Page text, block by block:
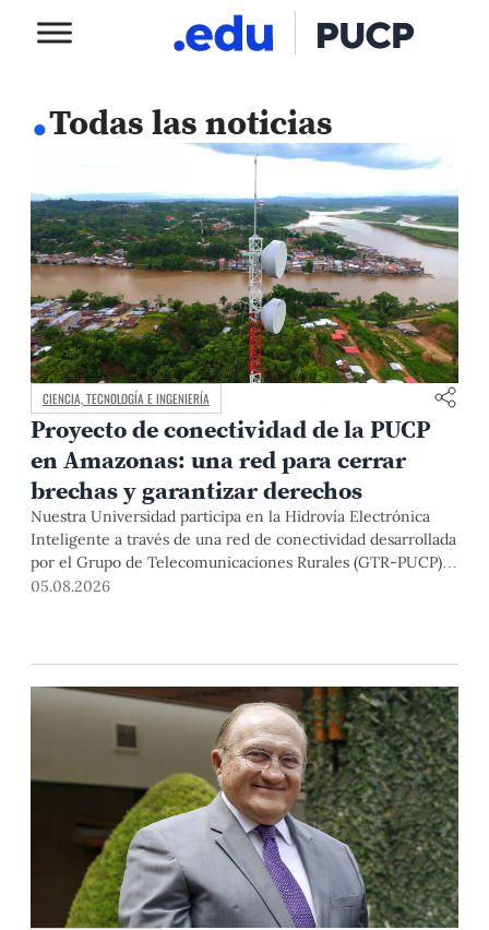
.Todas las noticias
CIENCIA, TECNOLOGÍA E INGENIERÍA
Proyecto de conectividad de la PUCP
en Amazonas: una red para cerrar
brechas y garantizar derechos
Nuestra Universidad participa en la Hidrovía Electrónica
Inteligente a través de una red de conectividad desarrollada
por el Grupo de Telecomunicaciones Rurales (GTR-PUCP)
desde el 2018. En esta nota repasamos cómo ha sido el
05.08.2026